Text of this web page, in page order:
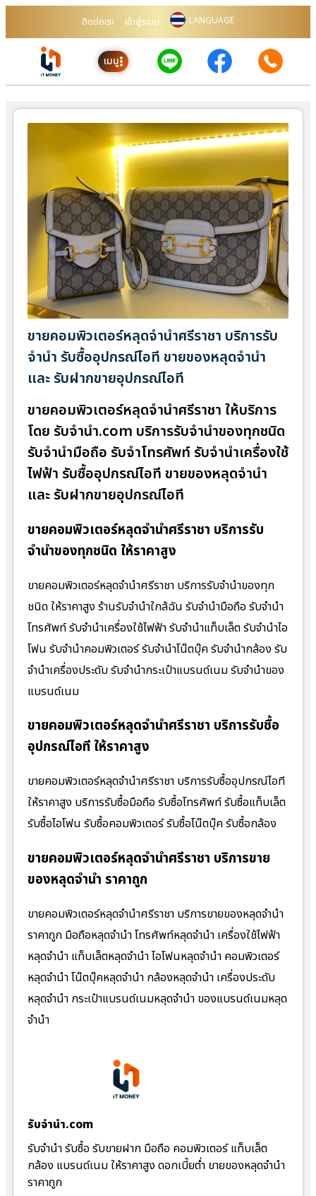
ติดต่อเรา เข้าสู่ระบบ LANGUAGE
เมนู
ขายคอมพิวเตอร์หลุดจำนำศรีราชา บริการรับ
จำนำ รับซื้ออุปกรณ์ไอที ขายของหลุดจำนำ
และ รับฝากขายอุปกรณ์ไอที
ขายคอมพิวเตอร์หลุดจำนำศรีราชา ให้บริการ
โดย รับจํานํา.com บริการรับจำนำของทุกชนิด
รับจำนำมือถือ รับจำโทรศัพท์ รับจำนำเครื่องใช้
ไฟฟ้า รับซื้ออุปกรณ์ไอที ขายของหลุดจำนำ
และ รับฝากขายอุปกรณ์ไอที
ขายคอมพิวเตอร์หลุดจำนำศรีราชา บริการรับ
จำนำของทุกชนิด ให้ราคาสูง
ขายคอมพิวเตอร์หลุดจำนำศรีราชา บริการรับจำนำของทุก
ชนิด ให้ราคาสูง ร้านรับจํานําใกล้ฉัน รับจำนำมือถือ รับจำนำ
โทรศัพท์ รับจำนำเครื่องใช้ไฟฟ้า รับจำนำแท็บเล็ต รับจำนำไอ
โฟน รับจำนำคอมพิวเตอร์ รับจำนำโน๊ตบุ๊ค รับจำนำกล้อง รับ
จำนำเครื่องประดับ รับจำนำกระเป๋าแบรนด์เนม รับจำนำของ
แบรนด์เนม
ขายคอมพิวเตอร์หลุดจำนำศรีราชา บริการรับซื้อ
อุปกรณ์ไอที ให้ราคาสูง
ขายคอมพิวเตอร์หลุดจำนำศรีราชา บริการรับซื้ออุปกรณ์ไอที
ให้ราคาสูง บริการรับซื้อมือถือ รับซื้อโทรศัพท์ รับซื้อแท็บเล็ต
รับซื้อไอโฟน รับซื้อคอมพิวเตอร์ รับซื้อโน๊ตบุ๊ค รับซื้อกล้อง
ขายคอมพิวเตอร์หลุดจำนำศรีราชา บริการขาย
ของหลุดจำนำ ราคาถูก
ขายคอมพิวเตอร์หลุดจำนำศรีราชา บริการขายของหลุดจำนำ
ราคาถูก มือถือหลุดจำนำ โทรศัพท์หลุดจำนำ เครื่องใช้ไฟฟ้า
หลุดจำนำ แท็บเล็ตหลุดจำนำ ไอโฟนหลุดจำนำ คอมพิวเตอร์
หลุดจำนำ โน๊ตบุ๊คหลุดจำนำ กล้องหลุดจำนำ เครื่องประดับ
หลุดจำนำ กระเป๋าแบรนด์เนมหลุดจำนำ ของแบรนด์เนมหลุด
จำนำ
รับจํานํา.com
รับจำนำ รับซื้อ รับขายฝาก มือถือ คอมพิวเตอร์ แท็บเล็ต
กล้อง แบรนด์เนม ให้ราคาสูง ดอกเบี้ยต่ำ ขายของหลุดจำนำ
ราคาถูก